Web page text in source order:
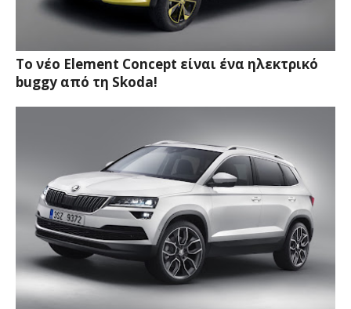
Το νέο Element Concept είναι ένα ηλεκτρικό
buggy από τη Skoda!